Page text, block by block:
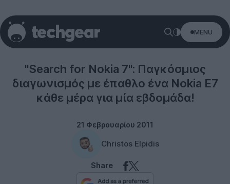
MENU
"Search for Nokia 7": Παγκόσμιος
διαγωνισμός με έπαθλο ένα Nokia E7
κάθε μέρα για μία εβδομάδα!
21 Φεβρουαρίου 2011
Christos Elpidis
Share